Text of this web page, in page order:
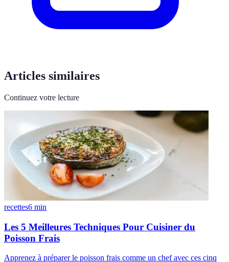
Articles similaires
Continuez votre lecture
recettes6 min
Les 5 Meilleures Techniques Pour Cuisiner du
Poisson Frais
Apprenez à préparer le poisson frais comme un chef avec ces cinq